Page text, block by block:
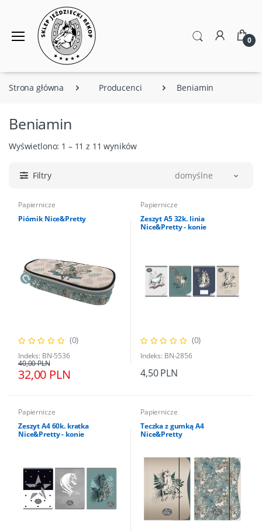
0
Strona główna Producenci Beniamin
Beniamin
Wyświetlono: 1 – 11 z 11 wyników
Filtry domyślne
Papiernicze
Piórnik Nice&Pretty
(0)
Indeks: BN-5536
32,00 PLN
40,00 PLN
Papiernicze
Zeszyt A5 32k. linia
Nice&Pretty - konie
(0)
Indeks: BN-2856
4,50 PLN
Papiernicze
Zeszyt A4 60k. kratka
Nice&Pretty - konie
Papiernicze
Teczka z gumką A4
Nice&Pretty